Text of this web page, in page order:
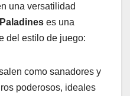
una versatilidad
es una
del estilo de juego:
como sanadores y
poderosos, ideales